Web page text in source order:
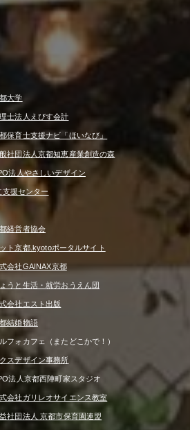
大学
士法人えびす会計
保育士支援ナビ「ほいなび」
社団法人京都知恵産業創造の森
法人やさしいデザイン
援センター
経営者協会
ト京都.kyotoポータルサイト
会社GAINAX京都
うと生活・就労おうえん団
会社エスト出版
結婚物語
フォカフェ（またどこかで！）
スデザイン事務所
法人京都西陣町家スタジオ
会社ガリレオサイエンス教室
社団法人 京都市保育園連盟